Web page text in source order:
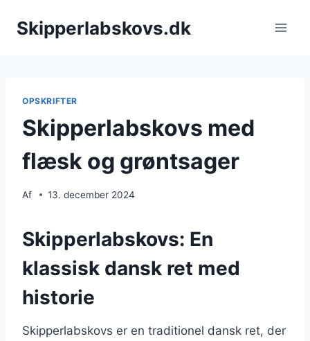
Skipperlabskovs.dk
OPSKRIFTER
Skipperlabskovs med
flæsk og grøntsager
Af 13. december 2024
Skipperlabskovs: En
klassisk dansk ret med
historie
Skipperlabskovs er en traditionel dansk ret, der